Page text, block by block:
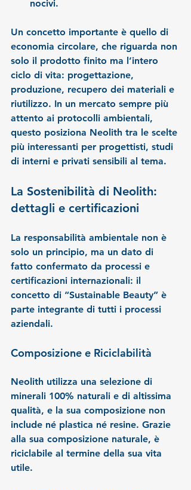
nocivi.
Un concetto importante è quello di
economia circolare, che riguarda non
solo il prodotto finito ma l’intero
ciclo di vita: progettazione,
produzione, recupero dei materiali e
riutilizzo. In un mercato sempre più
attento ai protocolli ambientali,
questo posiziona Neolith tra le scelte
più interessanti per progettisti, studi
di interni e privati sensibili al tema.
La Sostenibilità di Neolith:
dettagli e certificazioni
La responsabilità ambientale non è
solo un principio, ma un dato di
fatto confermato da processi e
certificazioni internazionali: il
concetto di “Sustainable Beauty” è
parte integrante di tutti i processi
aziendali.
Composizione e Riciclabilità
Neolith utilizza una selezione di
minerali 100% naturali e di altissima
qualità, e la sua composizione non
include né plastica né resine. Grazie
alla sua composizione naturale, è
riciclabile al termine della sua vita
utile.